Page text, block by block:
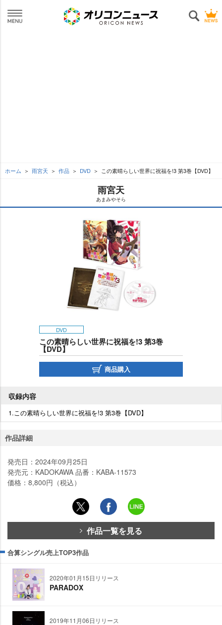
ホーム 雨宮天 作品 DVD この素晴らしい世界に祝福を!3 第3巻【DVD】
雨宮天
あまみやそら
DVD
この素晴らしい世界に祝福を!3 第3巻
【DVD】
商品購入
収録内容
1.この素晴らしい世界に祝福を!3 第3巻【DVD】
作品詳細
発売日：2024年09月25日
発売元：KADOKAWA 品番：KABA-11573
価格：8,800円（税込）
作品一覧を見る
合算シングル売上TOP3作品
2020年01月15日リリース
PARADOX
2019年11月06日リリース